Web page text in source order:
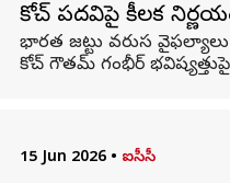
కోచ్‌ పదవిపై కీలక
భారత జట్టు వరుస
కోచ్‌ గౌతమ్‌ గంభీర్‌
15 Jun 2026 • ఐసీసీ